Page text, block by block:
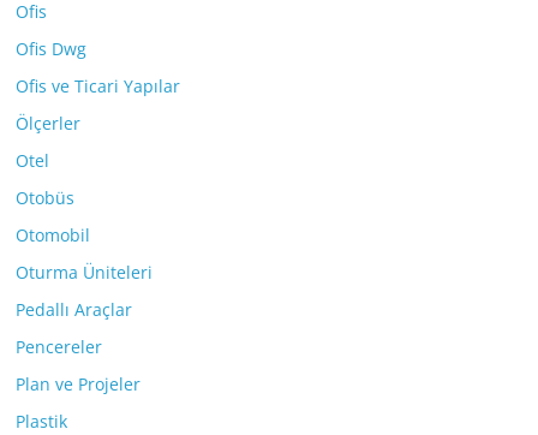
Ofis
Ofis Dwg
Ofis ve Ticari Yapılar
Ölçerler
Otel
Otobüs
Otomobil
Oturma Üniteleri
Pedallı Araçlar
Pencereler
Plan ve Projeler
Plastik